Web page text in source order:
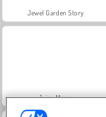
Jewel Garden Story
Juice Merge